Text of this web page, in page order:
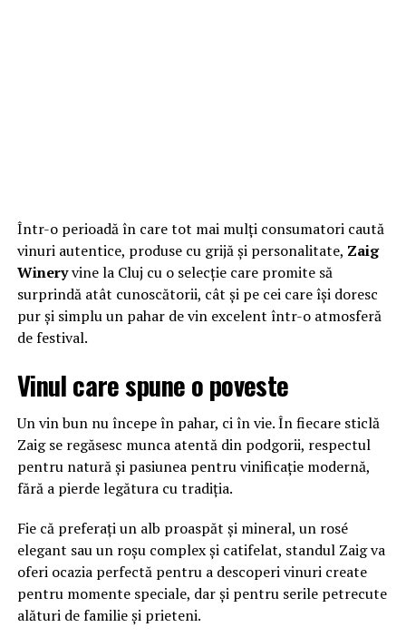
Într-o perioadă în care tot mai mulți consumatori caută
vinuri autentice, produse cu grijă și personalitate, Zaig
Wineryvine la Cluj cu o selecție care promite să
surprindă atât cunoscătorii, cât și pe cei care își doresc
pur și simplu un pahar de vin excelent într-o atmosferă
de festival.
Vinul care spune o poveste
Un vin bun nu începe în pahar, ci în vie. În fiecare sticlă
Zaig se regăsesc munca atentă din podgorii, respectul
pentru natură și pasiunea pentru vinificație modernă,
fără a pierde legătura cu tradiția.
Fie că preferați un alb proaspăt și mineral, un rosé
elegant sau un roșu complex și catifelat, standul Zaig va
oferi ocazia perfectă pentru a descoperi vinuri create
pentru momente speciale, dar și pentru serile petrecute
alături de familie și prieteni.